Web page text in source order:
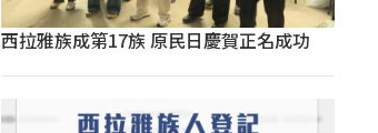
西拉雅族成第17族 原民日慶賀正名成功